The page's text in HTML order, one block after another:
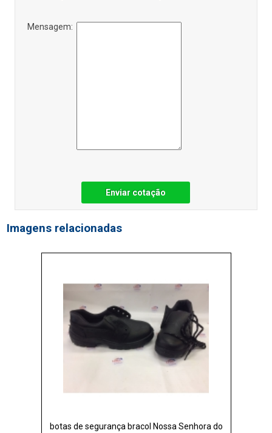
Mensagem:
Enviar cotação
Imagens relacionadas
botas de segurança bracol Nossa Senhora do